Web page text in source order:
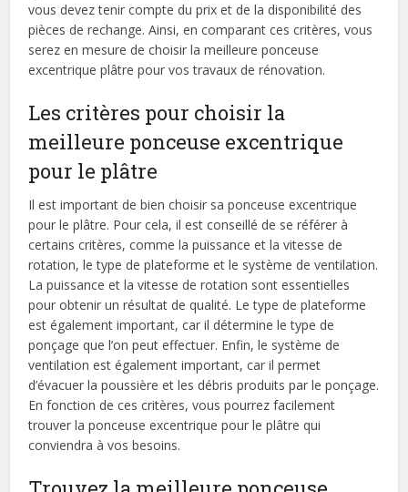
vous devez tenir compte du prix et de la disponibilité des
pièces de rechange. Ainsi, en comparant ces critères, vous
serez en mesure de choisir la meilleure ponceuse
excentrique plâtre pour vos travaux de rénovation.
Les critères pour choisir la
meilleure ponceuse excentrique
pour le plâtre
Il est important de bien choisir sa ponceuse excentrique
pour le plâtre. Pour cela, il est conseillé de se référer à
certains critères, comme la puissance et la vitesse de
rotation, le type de plateforme et le système de ventilation.
La puissance et la vitesse de rotation sont essentielles
pour obtenir un résultat de qualité. Le type de plateforme
est également important, car il détermine le type de
ponçage que l’on peut effectuer. Enfin, le système de
ventilation est également important, car il permet
d’évacuer la poussière et les débris produits par le ponçage.
En fonction de ces critères, vous pourrez facilement
trouver la ponceuse excentrique pour le plâtre qui
conviendra à vos besoins.